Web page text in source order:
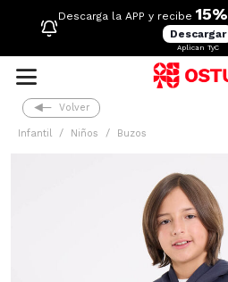
Descarga la APP y recibe 15%
Descargar
Aplican TyC
Volver
Infantil Niños Buzos